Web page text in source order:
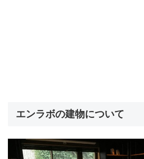
エンラボの建物について